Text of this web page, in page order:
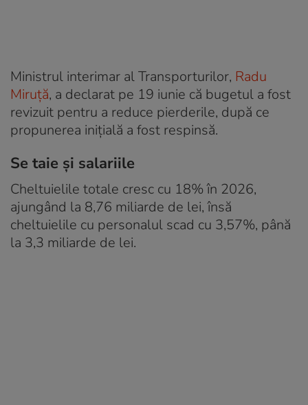
Ministrul interimar al Transporturilor, Radu
Miruță, a declarat pe 19 iunie că bugetul a fost
revizuit pentru a reduce pierderile, după ce
propunerea inițială a fost respinsă.
Se taie și salariile
Cheltuielile totale cresc cu 18% în 2026,
ajungând la 8,76 miliarde de lei, însă
cheltuielile cu personalul scad cu 3,57%, până
la 3,3 miliarde de lei.